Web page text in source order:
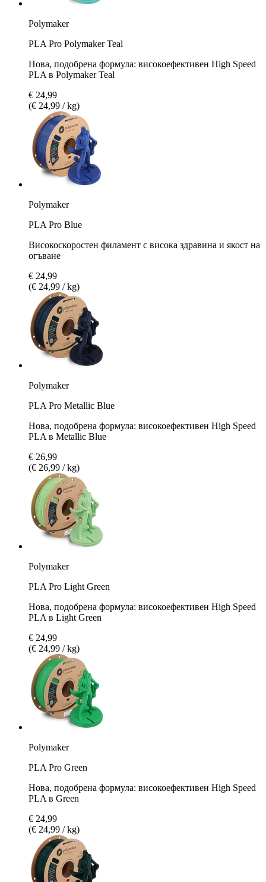
Polymaker
PLA Pro Polymaker Teal
Нова, подобрена формула: високоефективен High Speed
PLA в Polymaker Teal
€ 24,99
(€ 24,99 / kg)
Polymaker
PLA Pro Blue
Високоскоростен филамент с висока здравина и якост на
огъване
€ 24,99
(€ 24,99 / kg)
Polymaker
PLA Pro Metallic Blue
Нова, подобрена формула: високоефективен High Speed
PLA в Metallic Blue
€ 26,99
(€ 26,99 / kg)
Polymaker
PLA Pro Light Green
Нова, подобрена формула: високоефективен High Speed
PLA в Light Green
€ 24,99
(€ 24,99 / kg)
Polymaker
PLA Pro Green
Нова, подобрена формула: високоефективен High Speed
PLA в Green
€ 24,99
(€ 24,99 / kg)